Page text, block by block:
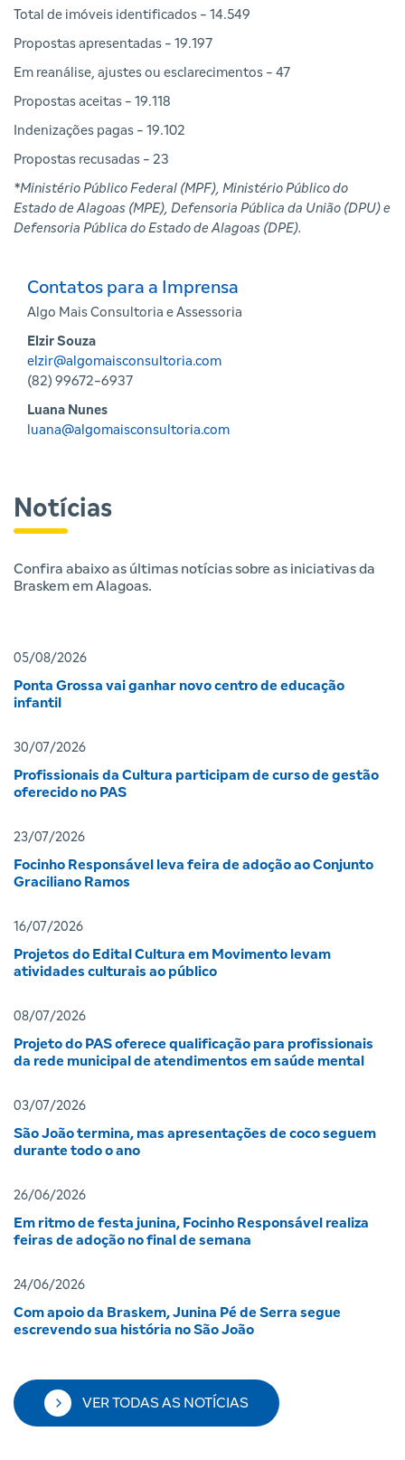
Total de imóveis identificados - 14.549
Propostas apresentadas - 19.197
Em reanálise, ajustes ou esclarecimentos - 47
Propostas aceitas - 19.118
Indenizações pagas - 19.102
Propostas recusadas - 23
*Ministério Público Federal (MPF), Ministério Público do
Estado de Alagoas (MPE), Defensoria Pública da União (DPU) e
Defensoria Pública do Estado de Alagoas (DPE).
Contatos para a Imprensa
Algo Mais Consultoria e Assessoria
Elzir Souza
elzir@algomaisconsultoria.com
(82) 99672-6937
Luana Nunes
luana@algomaisconsultoria.com
Notícias
Confira abaixo as últimas notícias sobre as iniciativas da
Braskem em Alagoas.
05/08/2026
Ponta Grossa vai ganhar novo centro de educação
infantil
30/07/2026
Profissionais da Cultura participam de curso de gestão
oferecido no PAS
23/07/2026
Focinho Responsável leva feira de adoção ao Conjunto
Graciliano Ramos
16/07/2026
Projetos do Edital Cultura em Movimento levam
atividades culturais ao público
08/07/2026
Projeto do PAS oferece qualificação para profissionais
da rede municipal de atendimentos em saúde mental
03/07/2026
São João termina, mas apresentações de coco seguem
durante todo o ano
26/06/2026
Em ritmo de festa junina, Focinho Responsável realiza
feiras de adoção no final de semana
24/06/2026
Com apoio da Braskem, Junina Pé de Serra segue
escrevendo sua história no São João
VER TODAS AS NOTÍCIAS